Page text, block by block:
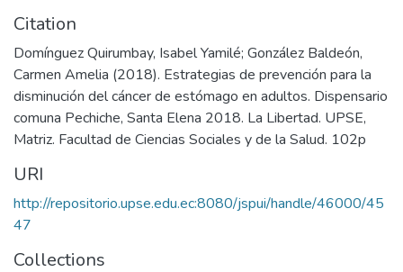
Citation
Domínguez Quirumbay, Isabel Yamilé; González Baldeón,
Carmen Amelia (2018). Estrategias de prevención para la
disminución del cáncer de estómago en adultos. Dispensario
comuna Pechiche, Santa Elena 2018. La Libertad. UPSE,
Matriz. Facultad de Ciencias Sociales y de la Salud. 102p
URI
http://repositorio.upse.edu.ec:8080/jspui/handle/46000/45
47
Collections